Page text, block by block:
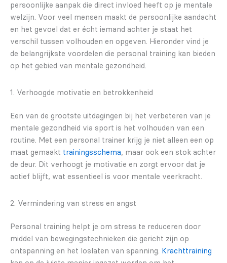
persoonlijke aanpak die direct invloed heeft op je mentale
welzijn. Voor veel mensen maakt de persoonlijke aandacht
en het gevoel dat er écht iemand achter je staat het
verschil tussen volhouden en opgeven. Hieronder vind je
de belangrijkste voordelen die personal training kan bieden
op het gebied van mentale gezondheid.
1. Verhoogde motivatie en betrokkenheid
Een van de grootste uitdagingen bij het verbeteren van je
mentale gezondheid via sport is het volhouden van een
routine. Met een personal trainer krijg je niet alleen een op
maat gemaakt trainingsschema, maar ook een stok achter
de deur. Dit verhoogt je motivatie en zorgt ervoor dat je
actief blijft, wat essentieel is voor mentale veerkracht.
2. Vermindering van stress en angst
Personal training helpt je om stress te reduceren door
middel van bewegingstechnieken die gericht zijn op
ontspanning en het loslaten van spanning. Krachttraining